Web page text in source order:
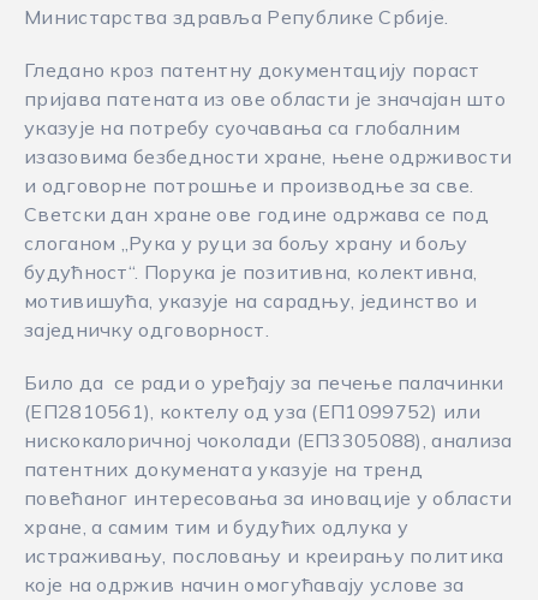
Министарства здравља Републике Србије.
Гледано кроз патентну документацију пораст
пријава патената из ове области је значајан што
указује на потребу суочавања са глобалним
изазовима безбедности хране, њене одрживости
и одговорне потрошње и производње за све.
Светски дан хране ове године одржава се под
слоганом „Рука у руци за бољу храну и бољу
будућност“. Порука је позитивна, колективна,
мотивишућа, указује на сарадњу, јединство и
заједничку одговорност.
Било да се ради о уређају за печење палачинки
(ЕП2810561), коктелу од уза (ЕП1099752) или
нискокалоричној чоколади (ЕП3305088), анализа
патентних докумената указује на тренд
повећаног интересовања за иновације у области
хране, а самим тим и будућих одлука у
истраживању, пословању и креирању политика
које на одржив начин омогућавају услове за